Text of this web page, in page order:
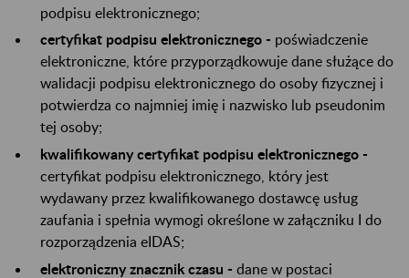
podpisu elektronicznego;
certyfikat podpisu elektronicznego - poświadczenie
elektroniczne, które przyporządkowuje dane służące do
walidacji podpisu elektronicznego do osoby fizycznej i
potwierdza co najmniej imię i nazwisko lub pseudonim
tej osoby;
kwalifikowany certyfikat podpisu elektronicznego -
certyfikat podpisu elektronicznego, który jest
wydawany przez kwalifikowanego dostawcę usług
zaufania i spełnia wymogi określone w załączniku I do
rozporządzenia eIDAS;
elektroniczny znacznik czasu - dane w postaci